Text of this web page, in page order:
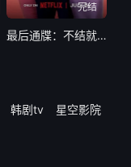
完结
最后通牒：不结就分 第四季
韩剧tv
星空影院